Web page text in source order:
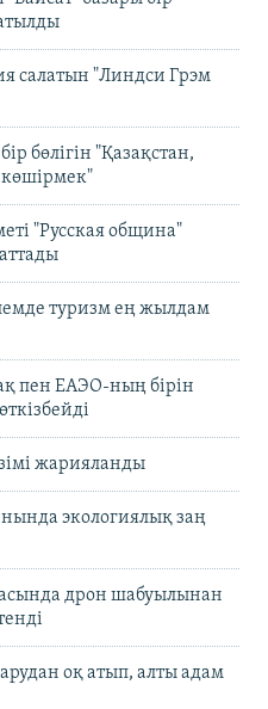
салатын "Линдси Грэм
бөлігін "Қазақстан,
көшірмек"
"Русская община"
туризм ең жылдам
пен ЕАЭО-ның бірін
жарияланды
экологиялық заң
дрон шабуылынан
оқ атып, алты адам